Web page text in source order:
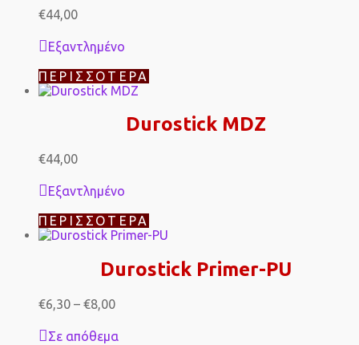
επιλεγούν
στη
σελίδα
του
προϊόντος
€44,00
Εξαντλημένο
ΠΕΡΙΣΣΌΤΕΡΑ
Durostick MDZ
€44,00
Εξαντλημένο
ΠΕΡΙΣΣΌΤΕΡΑ
Durostick Primer-PU
€6,30 – €8,00Price
€6,30
Σε απόθεμα